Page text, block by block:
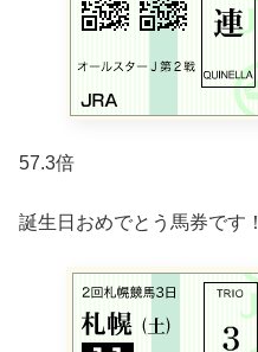
57.3倍
誕生日おめでとう馬券です！